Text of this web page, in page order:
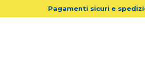
Pagamenti sicuri e